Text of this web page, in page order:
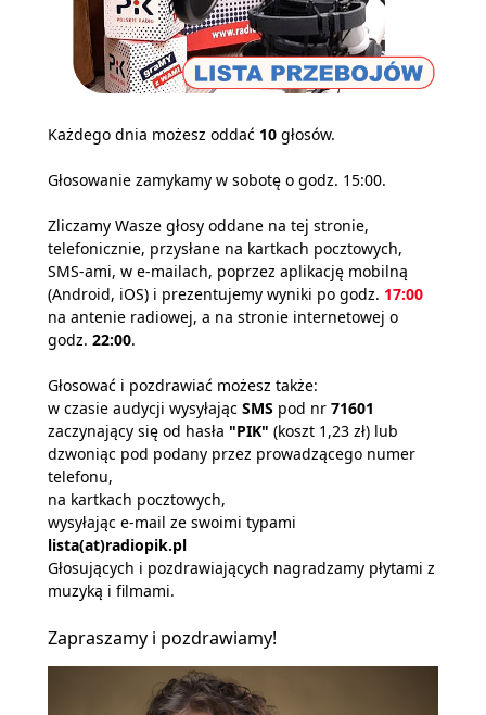
Każdego dnia możesz oddać 10 głosów.
Głosowanie zamykamy w sobotę o godz. 15:00.
Zliczamy Wasze głosy oddane na tej stronie,
telefonicznie, przysłane na kartkach pocztowych,
SMS-ami, w e-mailach, poprzez aplikację mobilną
(Android, iOS) i prezentujemy wyniki po godz. 17:00
na antenie radiowej, a na stronie internetowej o
godz. 22:00.
Głosować i pozdrawiać możesz także:
w czasie audycji wysyłając SMS pod nr 71601
zaczynający się od hasła "PIK" (koszt 1,23 zł) lub
dzwoniąc pod podany przez prowadzącego numer
telefonu,
na kartkach pocztowych,
wysyłając e-mail ze swoimi typami
lista(at)radiopik.pl
Głosujących i pozdrawiających nagradzamy płytami z
muzyką i filmami.
Zapraszamy i pozdrawiamy!